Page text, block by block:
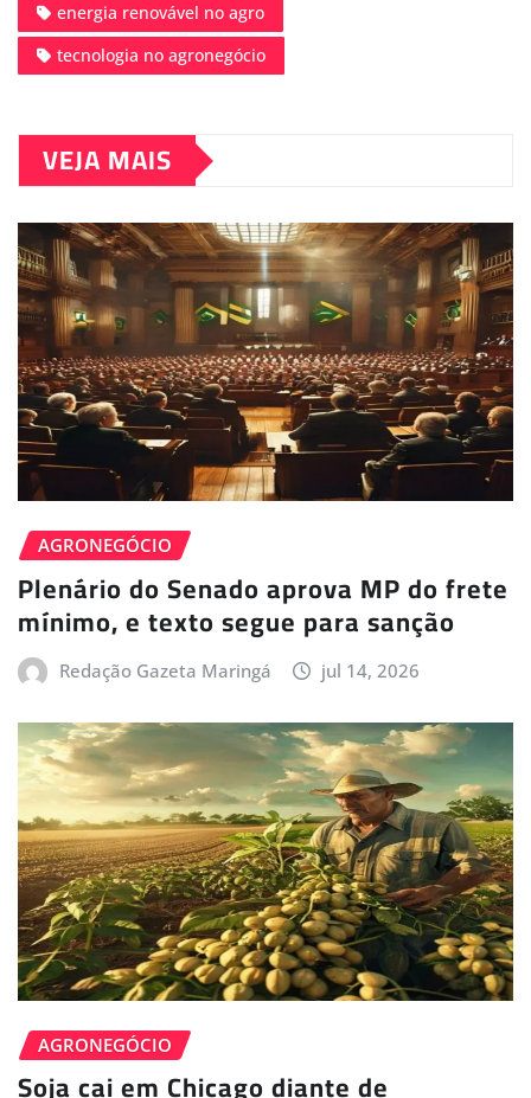
energia renovável no agro
tecnologia no agronegócio
VEJA MAIS
AGRONEGÓCIO
Plenário do Senado aprova MP do frete
mínimo, e texto segue para sanção
Redação Gazeta Maringá jul 14, 2026
AGRONEGÓCIO
Soja cai em Chicago diante de